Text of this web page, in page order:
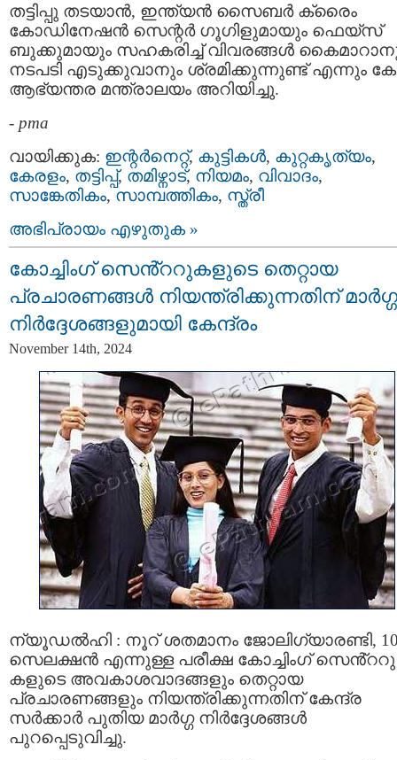
തട്ടിപ്പു തടയാന്‍, ഇന്ത്യന്‍ സൈബര്‍ ക്രൈം
കോഡിനേഷന്‍ സെന്റര്‍ ഗൂഗിളുമായും ഫെയ്‌സ്
ബുക്കുമായും സഹകരിച്ച് വിവരങ്ങള്‍
നടപടി എടുക്കുവാനും ശ്രമിക്കുന്നുണ്ട് എന്നും
ആഭ്യന്തര മന്ത്രാലയം അറിയിച്ചു.
- pma
വായിക്കുക: ഇന്റര്‍നെറ്റ്‌, കുട്ടികള്‍, കുറ്റകൃത്യം,
കേരളം, തട്ടിപ്പ്‌, തമിഴ്നാട്, നിയമം, വിവാദം,
സാങ്കേതികം, സാമ്പത്തികം, സ്ത്രീ
അഭിപ്രായം എഴുതുക »
കോച്ചിംഗ് സെൻ്ററുകളുടെ തെറ്റായ
പ്രചാരണങ്ങൾ നിയന്ത്രിക്കുന്നതിന് മാർഗ്ഗ
നിർദ്ദേശങ്ങളുമായി കേന്ദ്രം
November 14th, 2024
ന്യൂഡൽഹി : നൂറ് ശതമാനം ജോലിഗ്യാരണ്ടി,
സെലക്ഷൻ എന്നുള്ള പരീക്ഷ കോച്ചിംഗ് സെൻ്ററു
കളുടെ അവകാശവാദങ്ങളും തെറ്റായ
പ്രചാരണങ്ങളും നിയന്ത്രിക്കുന്നതിന് കേന്ദ്ര
സർക്കാർ പുതിയ മാർഗ്ഗ നിർദ്ദേശങ്ങൾ
പുറപ്പെടുവിച്ചു.